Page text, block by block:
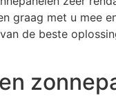
graag met u mee
de beste